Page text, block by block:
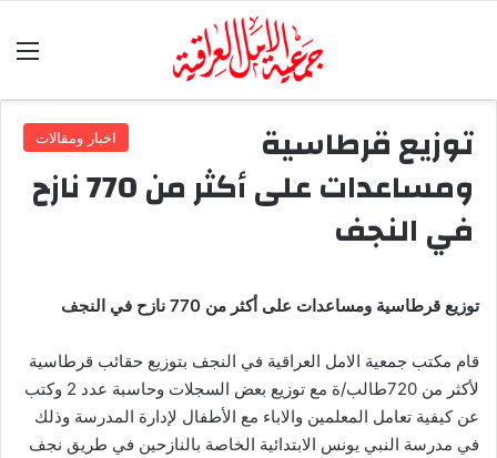
اخبار ومقالات توزيع قرطاسية
ومساعدات على أكثر من 770 نازح
في النجف
توزيع قرطاسية ومساعدات على أكثر من 770 نازح في النجف
قام مكتب جمعية الامل العراقية في النجف بتوزيع حقائب قرطاسية
لأكثر من 720طالب/ة مع توزيع بعض السجلات وحاسبة عدد 2 وكتب
عن كيفية تعامل المعلمين والاباء مع الأطفال لإدارة المدرسة وذلك
في مدرسة النبي يونس الابتدائية الخاصة بالنازحين في طريق نجف